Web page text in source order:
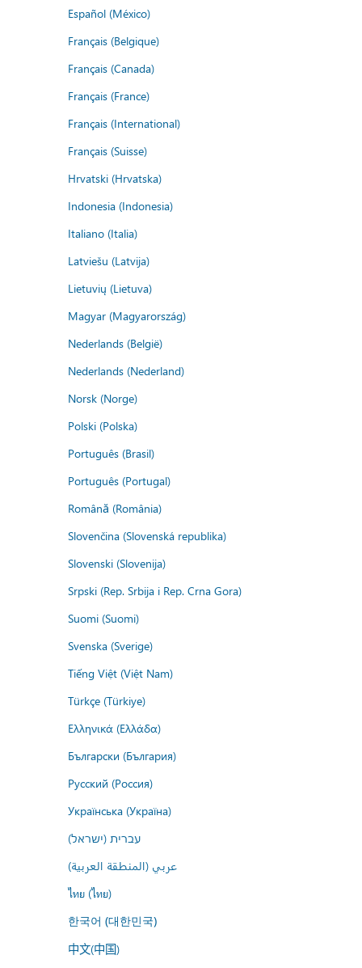
Español (México)
Français (Belgique)
Français (Canada)
Français (France)
Français (International)
Français (Suisse)
Hrvatski (Hrvatska)
Indonesia (Indonesia)
Italiano (Italia)
Latviešu (Latvija)
Lietuvių (Lietuva)
Magyar (Magyarország)
Nederlands (België)
Nederlands (Nederland)
Norsk (Norge)
Polski (Polska)
Português (Brasil)
Português (Portugal)
Română (România)
Slovenčina (Slovenská republika)
Slovenski (Slovenija)
Srpski (Rep. Srbija i Rep. Crna Gora)
Suomi (Suomi)
Svenska (Sverige)
Tiếng Việt (Việt Nam)
Türkçe (Türkiye)
Ελληνικά (Ελλάδα)
Български (България)
Русский (Россия)
Українська (Україна)
עברית (ישראל)
عربي (المنطقة العربية)
ไทย (ไทย)
한국어 (대한민국)
中文(中国)